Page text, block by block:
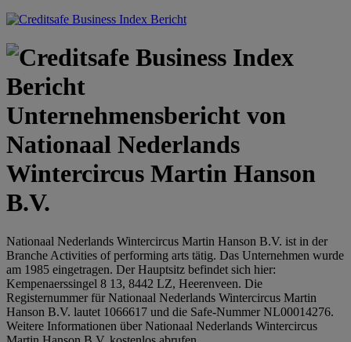
Unternehmensbericht von
Nationaal Nederlands
Wintercircus Martin Hanson
B.V.
Nationaal Nederlands Wintercircus Martin Hanson B.V. ist in der
Branche Activities of performing arts tätig. Das Unternehmen wurde
am 1985 eingetragen. Der Hauptsitz befindet sich hier:
Kempenaerssingel 8 13, 8442 LZ, Heerenveen. Die
Registernummer für Nationaal Nederlands Wintercircus Martin
Hanson B.V. lautet 1066617 und die Safe-Nummer NL00014276.
Weitere Informationen über Nationaal Nederlands Wintercircus